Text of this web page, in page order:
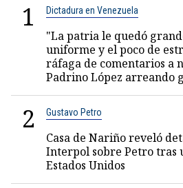
1 Dictadura en Venezuela
"La patria le quedó
uniforme y el poco de
ráfaga de comentarios a
Padrino López arreando
2 Gustavo Petro
Casa de Nariño reveló
Interpol sobre Petro tras
Estados Unidos